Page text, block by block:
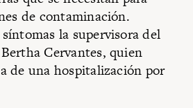
de contaminación.
la supervisora del
Cervantes, quien
de una hospitalización por